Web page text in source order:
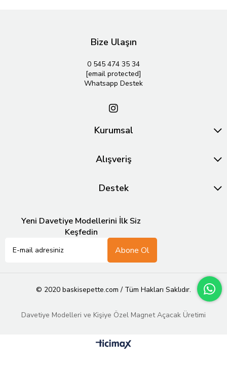
Bize Ulaşın
0 545 474 35 34
[email protected]
Whatsapp Destek
Kurumsal
Alışveriş
Destek
Yeni Davetiye Modellerini İlk Siz
Keşfedin
Abone Ol
© 2020 baskisepette.com / Tüm Hakları Saklıdır.
Davetiye Modelleri ve Kişiye Özel Magnet Açacak Üretimi